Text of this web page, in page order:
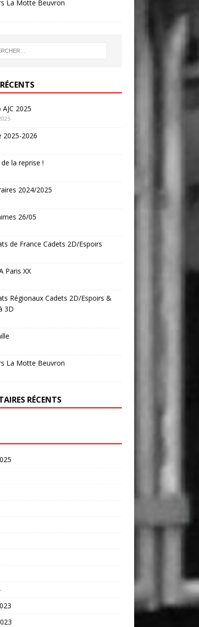
La Motte Beuvron
2025
2025-2026
de la reprise !
2024/2025
26/05
de France Cadets 2D/Espoirs
Paris XX
Régionaux Cadets 2D/Espoirs &
3D
La Motte Beuvron
RÉCENTS